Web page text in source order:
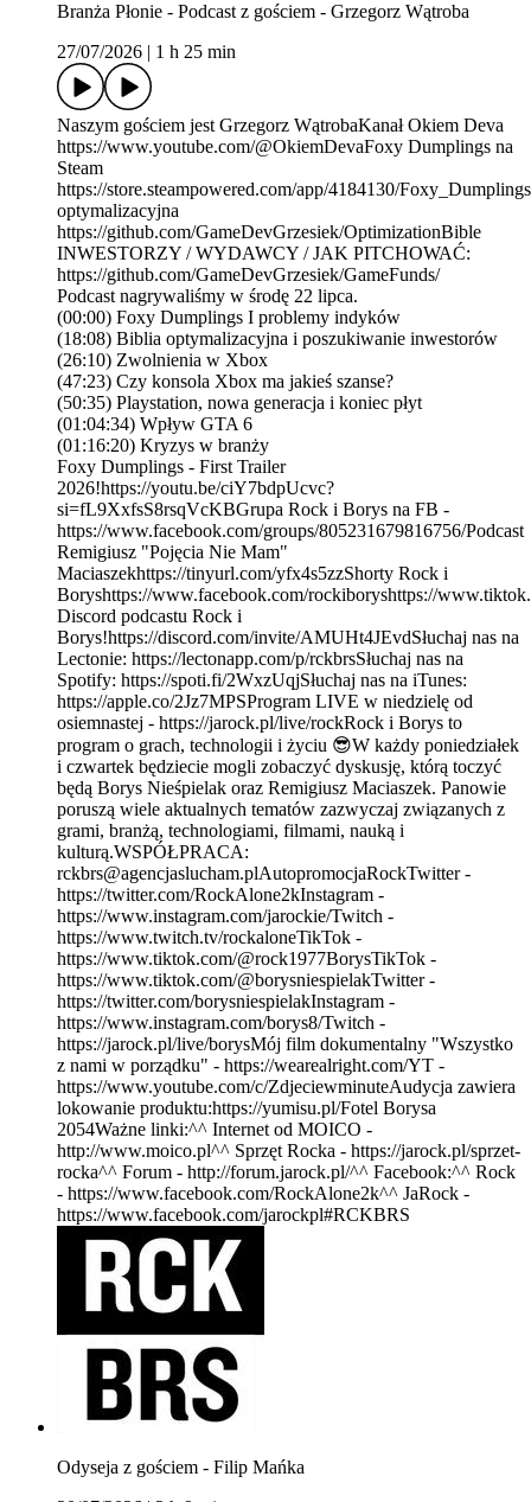
Branża Płonie - Podcast z gościem - Grzegorz Wątroba
27/07/2026
1 h 25 min
Naszym gościem jest Grzegorz WątrobaKanał Okiem Deva
https://www.youtube.com/@OkiemDevaFoxy Dumplings na
Steam
https://store.steampowered.com/app/4184130/
optymalizacyjna
https://github.com/GameDevGrzesiek/OptimizationBible
INWESTORZY / WYDAWCY / JAK PITCHOWAĆ:
https://github.com/GameDevGrzesiek/GameFunds/
Podcast nagrywaliśmy w środę 22 lipca.
(00:00) Foxy Dumplings I problemy indyków
(18:08) Biblia optymalizacyjna i poszukiwanie inwestorów
(26:10) Zwolnienia w Xbox
(47:23) Czy konsola Xbox ma jakieś szanse?
(50:35) Playstation, nowa generacja i koniec płyt
(01:04:34) Wpływ GTA 6
(01:16:20) Kryzys w branży
Foxy Dumplings - First Trailer
2026!https://youtu.be/ciY7bdpUcvc?
si=fL9XxfsS8rsqVcKBGrupa Rock i Borys na FB -
https://www.facebook.com/groups/805231679816756/Podcast
Remigiusz "Pojęcia Nie Mam"
Maciaszekhttps://tinyurl.com/yfx4s5zzShorty Rock i
Boryshttps://www.facebook.com/rockiboryshttps://
Discord podcastu Rock i
Borys!https://discord.com/invite/AMUHt4JEvdSłuchaj nas na
Lectonie: https://lectonapp.com/p/rckbrsSłuchaj nas na
Spotify: https://spoti.fi/2WxzUqjSłuchaj nas na iTunes:
https://apple.co/2Jz7MPSProgram LIVE w niedzielę od
osiemnastej - https://jarock.pl/live/rockRock i Borys to
program o grach, technologii i życiu 😎W każdy poniedziałek
i czwartek będziecie mogli zobaczyć dyskusję, którą toczyć
będą Borys Nieśpielak oraz Remigiusz Maciaszek. Panowie
poruszą wiele aktualnych tematów zazwyczaj związanych z
grami, branżą, technologiami, filmami, nauką i
kulturą.WSPÓŁPRACA:
rckbrs@agencjaslucham.plAutopromocjaRockTwitter -
https://twitter.com/RockAlone2kInstagram -
https://www.instagram.com/jarockie/Twitch -
https://www.twitch.tv/rockaloneTikTok -
https://www.tiktok.com/@rock1977BorysTikTok -
https://www.tiktok.com/@borysniespielakTwitter -
https://twitter.com/borysniespielakInstagram -
https://www.instagram.com/borys8/Twitch -
https://jarock.pl/live/borysMój film dokumentalny "Wszystko
z nami w porządku" - https://wearealright.com/YT -
https://www.youtube.com/c/ZdjeciewminuteAudycja zawiera
lokowanie produktu:https://yumisu.pl/Fotel Borysa
2054Ważne linki:^^ Internet od MOICO -
http://www.moico.pl^^ Sprzęt Rocka - https://jarock.pl/sprzet-
rocka^^ Forum - http://forum.jarock.pl/^^ Facebook:^^ Rock
- https://www.facebook.com/RockAlone2k^^ JaRock -
https://www.facebook.com/jarockpl#RCKBRS
Odyseja z gościem - Filip Mańka